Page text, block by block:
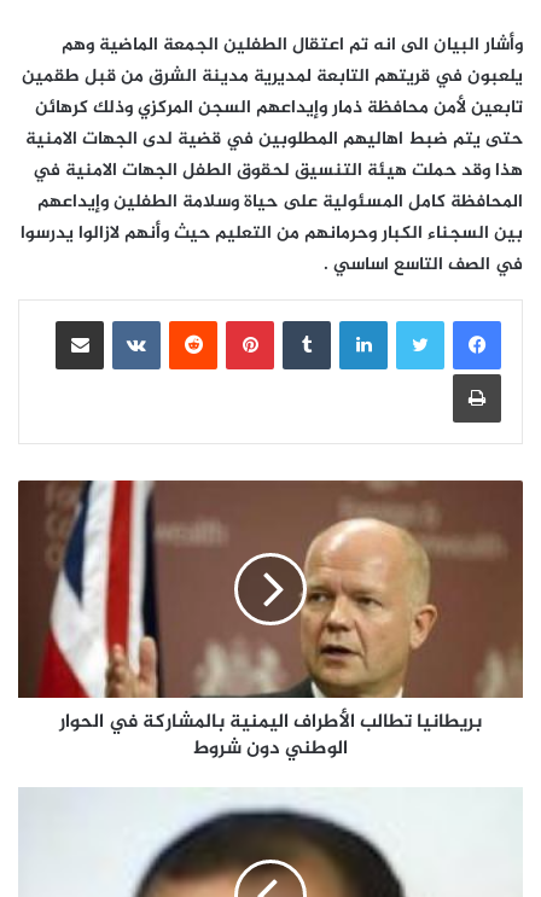
وأشار البيان الى انه تم اعتقال الطفلين الجمعة الماضية وهم
يلعبون في قريتهم التابعة لمديرية مدينة الشرق من قبل طقمين
تابعين لأمن محافظة ذمار وإيداعهم السجن المركزي وذلك كرهائن
حتى يتم ضبط اهاليهم المطلوبين في قضية لدى الجهات الامنية
هذا وقد حملت هيئة التنسيق لحقوق الطفل الجهات الامنية في
المحافظة كامل المسئولية على حياة وسلامة الطفلين وإيداعهم
بين السجناء الكبار وحرمانهم من التعليم حيث وأنهم لازالوا يدرسوا
في الصف التاسع اساسي .
لينكدإن بينتيريست
مشاركة عبر البريد
طباعة
بريطانيا تطالب الأطراف اليمنية بالمشاركة في الحوار
الوطني دون شروط